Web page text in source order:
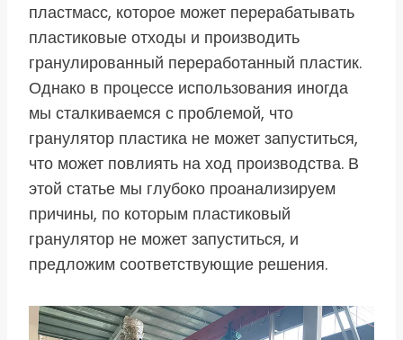
пластмасс, которое может перерабатывать
пластиковые отходы и производить
гранулированный переработанный пластик.
Однако в процессе использования иногда
мы сталкиваемся с проблемой, что
гранулятор пластика не может запуститься,
что может повлиять на ход производства. В
этой статье мы глубоко проанализируем
причины, по которым пластиковый
гранулятор не может запуститься, и
предложим соответствующие решения.